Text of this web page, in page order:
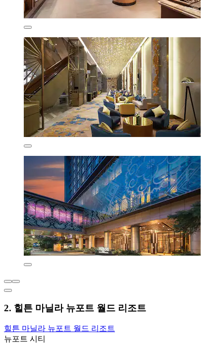
2. 힐튼 마닐라 뉴포트 월드 리조트
힐튼 마닐라 뉴포트 월드 리조트
뉴포트 시티